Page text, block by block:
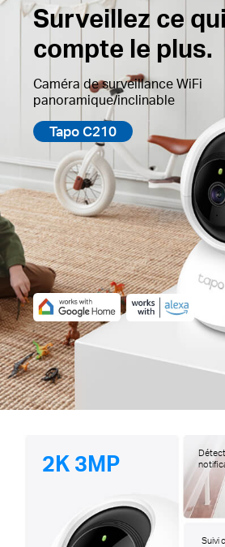
Surveillez ce qui
compte le plus.
Caméra de surveillance WiFi
panoramique/inclinable
Tapo C210
2K 3MP
Suivi